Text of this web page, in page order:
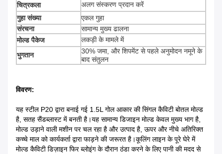
चित्रकला
अलग संस्करण प्रदान करें
गुहा संख्या
एकल गुहा
संरचना
सामान्य मुख्य ढालना
मोल्ड पैकेज
लकड़ी के मामले में
भुगतान
30% जमा, और शिपमेंट से पहले अनुमोदन नमूने के
बाद संतुलन
विवरण:
यह स्टील P20 द्वारा बनाई गई 1.5L गोल आकार की सिंगल कैविटी बोतल मोल्ड
है, सतह सैंडब्लास्ट में बनती है।यह सामान्य डिजाइन मोल्ड केवल मुख्य भाग है,
मोल्ड उड़ाने वाली मशीन पर चल रहा है और उत्पाद है, ऊपर और नीचे अतिरिक्त
कच्चे माल को कार्यकर्ता द्वारा फाड़ने की जरूरत है।कूलिंग लाइन के पूरे घेरे में
मोल्ड कैविटी डिज़ाइन फिर ब्लोइंग के दौरान ठंडा करने के लिए पानी की मदद से